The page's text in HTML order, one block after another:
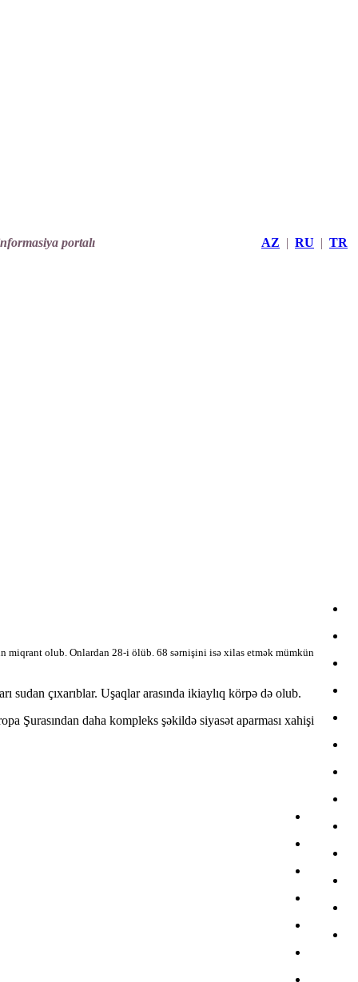
portalı
AZ | RU | TR
miqrant olub. Onlardan 28-i ölüb. 68 sərnişini isə xilas etmək mümkün
sudan çıxarıblar. Uşaqlar arasında ikiaylıq körpə də olub.
Şurasından daha kompleks şəkildə siyasət aparması xahişi